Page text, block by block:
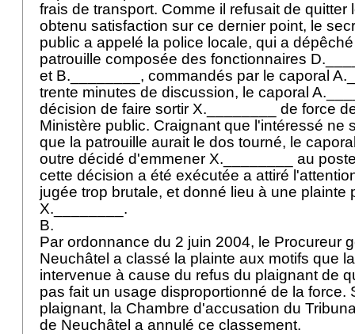
frais de transport. Comme il refusait de quitter
obtenu satisfaction sur ce dernier point, le
public a appelé la police locale, qui a
patrouille composée des fonctionnaires
et B.________, commandés par le caporal
trente minutes de discussion, le caporal
décision de faire sortir X.________ de force
Ministère public. Craignant que l'intéressé ne
que la patrouille aurait le dos tourné, le
outre décidé d'emmener X.________ au
cette décision a été exécutée a attiré
jugée trop brutale, et donné lieu à une plainte
X.________.
B.
Par ordonnance du 2 juin 2004, le Procureur
Neuchâtel a classé la plainte aux motifs que
intervenue à cause du refus du plaignant de
pas fait un usage disproportionné de la force.
plaignant, la Chambre d'accusation du
de Neuchâtel a annulé ce classement.